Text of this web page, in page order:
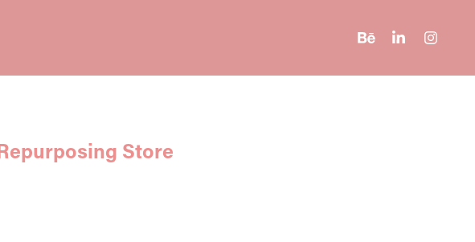
Store